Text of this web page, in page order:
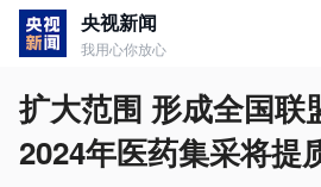
央视新闻
我用心你放心
扩大范围 形成全国联
2024年医药集采将提